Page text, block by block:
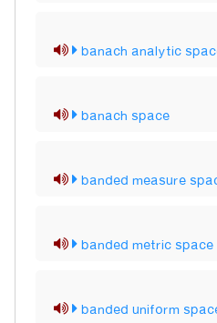
banach analytic
banach space
banded measure
banded metric space
banded uniform